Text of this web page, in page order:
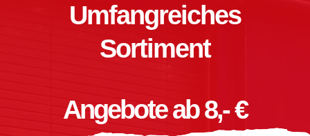
Umfangreiches
Sortiment
Angebote ab 8,- €